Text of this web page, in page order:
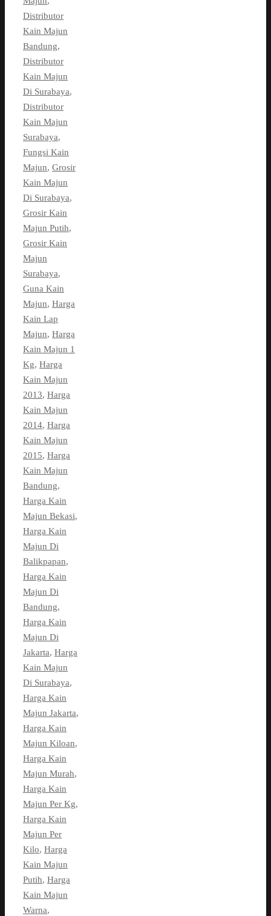
Distributor
Kain Majun
Bandung,
Distributor
Kain Majun
Di Surabaya,
Distributor
Kain Majun
Surabaya,
Fungsi Kain
Majun, Grosir
Kain Majun
Di Surabaya,
Grosir Kain
Majun Putih,
Grosir Kain
Majun
Surabaya,
Guna Kain
Majun, Harga
Kain Lap
Majun, Harga
Kain Majun 1
Kg, Harga
Kain Majun
2013, Harga
Kain Majun
2014, Harga
Kain Majun
2015, Harga
Kain Majun
Bandung,
Harga Kain
Majun Bekasi,
Harga Kain
Majun Di
Balikpapan,
Harga Kain
Majun Di
Bandung,
Harga Kain
Majun Di
Jakarta, Harga
Kain Majun
Di Surabaya,
Harga Kain
Majun Jakarta,
Harga Kain
Majun Kiloan,
Harga Kain
Majun Murah,
Harga Kain
Majun Per Kg,
Harga Kain
Majun Per
Kilo, Harga
Kain Majun
Putih, Harga
Kain Majun
Warna,